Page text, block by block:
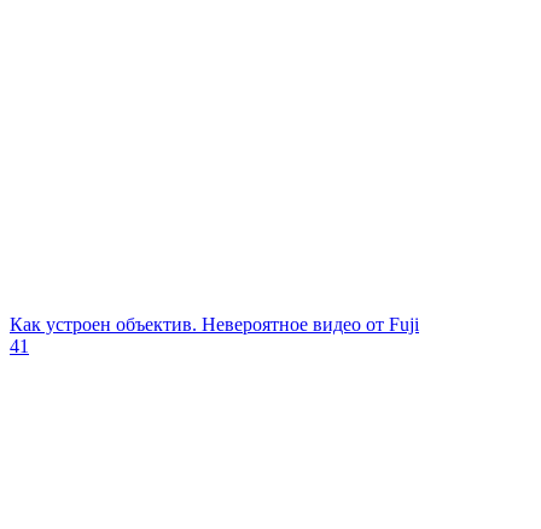
Как устроен объектив. Невероятное видео от Fuji
41